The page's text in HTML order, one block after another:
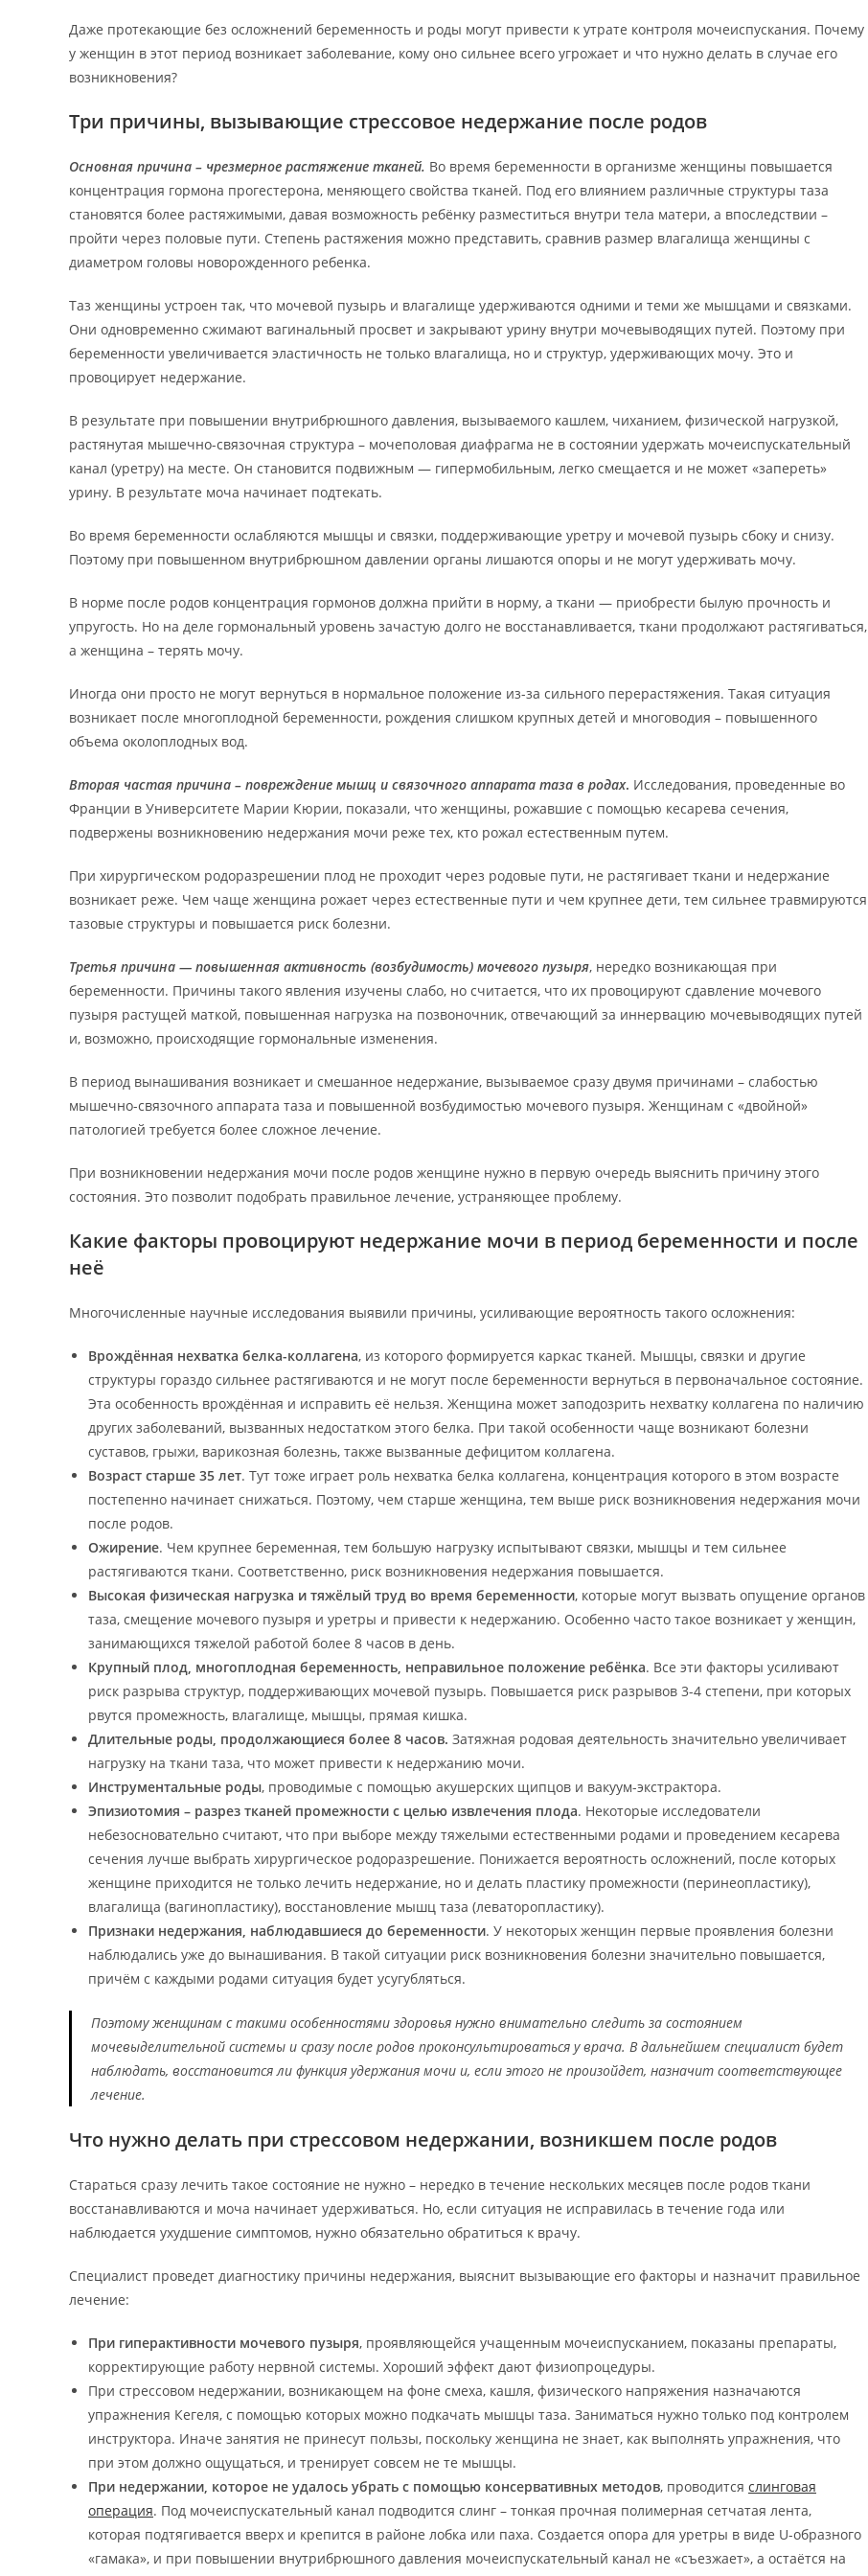
Даже протекающие без осложнений беременность и роды могут привести к утрате контроля мочеиспускания. Почему
у женщин в этот период возникает заболевание, кому оно сильнее всего угрожает и что нужно делать в случае его
возникновения?
Три причины, вызывающие стрессовое недержание после родов
Основная причина – чрезмерное растяжение тканей. Во время беременности в организме женщины повышается
концентрация гормона прогестерона, меняющего свойства тканей. Под его влиянием различные структуры таза
становятся более растяжимыми, давая возможность ребёнку разместиться внутри тела матери, а впоследствии –
пройти через половые пути. Степень растяжения можно представить, сравнив размер влагалища женщины с
диаметром головы новорожденного ребенка.
Таз женщины устроен так, что мочевой пузырь и влагалище удерживаются одними и теми же мышцами и связками.
Они одновременно сжимают вагинальный просвет и закрывают урину внутри мочевыводящих путей. Поэтому при
беременности увеличивается эластичность не только влагалища, но и структур, удерживающих мочу. Это и
провоцирует недержание.
В результате при повышении внутрибрюшного давления, вызываемого кашлем, чиханием, физической нагрузкой,
растянутая мышечно-связочная структура – мочеполовая диафрагма не в состоянии удержать мочеиспускательный
канал (уретру) на месте. Он становится подвижным — гипермобильным, легко смещается и не может «запереть»
урину. В результате моча начинает подтекать.
Во время беременности ослабляются мышцы и связки, поддерживающие уретру и мочевой пузырь сбоку и снизу.
Поэтому при повышенном внутрибрюшном давлении органы лишаются опоры и не могут удерживать мочу.
В норме после родов концентрация гормонов должна прийти в норму, а ткани — приобрести былую прочность и
упругость. Но на деле гормональный уровень зачастую долго не восстанавливается, ткани продолжают растягиваться,
а женщина – терять мочу.
Иногда они просто не могут вернуться в нормальное положение из-за сильного перерастяжения. Такая ситуация
возникает после многоплодной беременности, рождения слишком крупных детей и многоводия – повышенного
объема околоплодных вод.
Вторая частая причина – повреждение мышц и связочного аппарата таза в родах. Исследования, проведенные во
Франции в Университете Марии Кюрии, показали, что женщины, рожавшие с помощью кесарева сечения,
подвержены возникновению недержания мочи реже тех, кто рожал естественным путем.
При хирургическом родоразрешении плод не проходит через родовые пути, не растягивает ткани и недержание
возникает реже. Чем чаще женщина рожает через естественные пути и чем крупнее дети, тем сильнее травмируются
тазовые структуры и повышается риск болезни.
Третья причина — повышенная активность (возбудимость) мочевого пузыря, нередко возникающая при
беременности. Причины такого явления изучены слабо, но считается, что их провоцируют сдавление мочевого
пузыря растущей маткой, повышенная нагрузка на позвоночник, отвечающий за иннервацию мочевыводящих путей
и, возможно, происходящие гормональные изменения.
В период вынашивания возникает и смешанное недержание, вызываемое сразу двумя причинами – слабостью
мышечно-связочного аппарата таза и повышенной возбудимостью мочевого пузыря. Женщинам с «двойной»
патологией требуется более сложное лечение.
При возникновении недержания мочи после родов женщине нужно в первую очередь выяснить причину этого
состояния. Это позволит подобрать правильное лечение, устраняющее проблему.
Какие факторы провоцируют недержание мочи в период беременности и после
неё
Многочисленные научные исследования выявили причины, усиливающие вероятность такого осложнения:
Врождённая нехватка белка-коллагена, из которого формируется каркас тканей. Мышцы, связки и другие
структуры гораздо сильнее растягиваются и не могут после беременности вернуться в первоначальное состояние.
Эта особенность врождённая и исправить её нельзя. Женщина может заподозрить нехватку коллагена по наличию
других заболеваний, вызванных недостатком этого белка. При такой особенности чаще возникают болезни
суставов, грыжи, варикозная болезнь, также вызванные дефицитом коллагена.
Возраст старше 35 лет. Тут тоже играет роль нехватка белка коллагена, концентрация которого в этом возрасте
постепенно начинает снижаться. Поэтому, чем старше женщина, тем выше риск возникновения недержания мочи
после родов.
Ожирение. Чем крупнее беременная, тем большую нагрузку испытывают связки, мышцы и тем сильнее
растягиваются ткани. Соответственно, риск возникновения недержания повышается.
Высокая физическая нагрузка и тяжёлый труд во время беременности, которые могут вызвать опущение органов
таза, смещение мочевого пузыря и уретры и привести к недержанию. Особенно часто такое возникает у женщин,
занимающихся тяжелой работой более 8 часов в день.
Крупный плод, многоплодная беременность, неправильное положение ребёнка. Все эти факторы усиливают
риск разрыва структур, поддерживающих мочевой пузырь. Повышается риск разрывов 3-4 степени, при которых
рвутся промежность, влагалище, мышцы, прямая кишка.
Длительные роды, продолжающиеся более 8 часов. Затяжная родовая деятельность значительно увеличивает
нагрузку на ткани таза, что может привести к недержанию мочи.
Инструментальные роды, проводимые с помощью акушерских щипцов и вакуум-экстрактора.
Эпизиотомия – разрез тканей промежности с целью извлечения плода. Некоторые исследователи
небезосновательно считают, что при выборе между тяжелыми естественными родами и проведением кесарева
сечения лучше выбрать хирургическое родоразрешение. Понижается вероятность осложнений, после которых
женщине приходится не только лечить недержание, но и делать пластику промежности (перинеопластику),
влагалища (вагинопластику), восстановление мышц таза (леваторопластику).
Признаки недержания, наблюдавшиеся до беременности. У некоторых женщин первые проявления болезни
наблюдались уже до вынашивания. В такой ситуации риск возникновения болезни значительно повышается,
причём с каждыми родами ситуация будет усугубляться.
Поэтому женщинам с такими особенностями здоровья нужно внимательно следить за состоянием
мочевыделительной системы и сразу после родов проконсультироваться у врача. В дальнейшем специалист будет
наблюдать, восстановится ли функция удержания мочи и, если этого не произойдет, назначит соответствующее
лечение.
Что нужно делать при стрессовом недержании, возникшем после родов
Стараться сразу лечить такое состояние не нужно – нередко в течение нескольких месяцев после родов ткани
восстанавливаются и моча начинает удерживаться. Но, если ситуация не исправилась в течение года или
наблюдается ухудшение симптомов, нужно обязательно обратиться к врачу.
Специалист проведет диагностику причины недержания, выяснит вызывающие его факторы и назначит правильное
лечение:
При гиперактивности мочевого пузыря, проявляющейся учащенным мочеиспусканием, показаны препараты,
корректирующие работу нервной системы. Хороший эффект дают физиопроцедуры.
При стрессовом недержании, возникающем на фоне смеха, кашля, физического напряжения назначаются
упражнения Кегеля, с помощью которых можно подкачать мышцы таза. Заниматься нужно только под контролем
инструктора. Иначе занятия не принесут пользы, поскольку женщина не знает, как выполнять упражнения, что
при этом должно ощущаться, и тренирует совсем не те мышцы.
При недержании, которое не удалось убрать с помощью консервативных методов, проводится слинговая
операция. Под мочеиспускательный канал подводится слинг – тонкая прочная полимерная сетчатая лента,
которая подтягивается вверх и крепится в районе лобка или паха. Создается опора для уретры в виде U-образного
«гамака», и при повышении внутрибрюшного давления мочеиспускательный канал не «съезжает», а остаётся на